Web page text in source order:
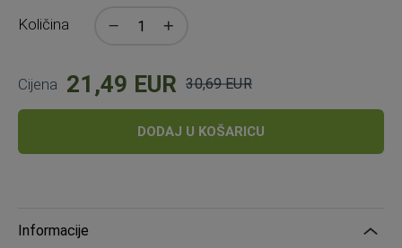
Količina
Cijena 21,49 EUR
Standardna
cijena
30,69 EUR
DODAJ U KOŠARICU
Informacije